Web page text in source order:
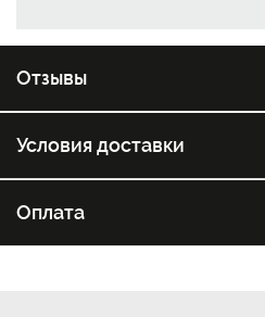
Отзывы
Условия доставки
Оплата